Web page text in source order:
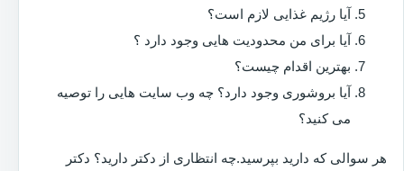
آیا رژیم غذایی لازم است؟
آیا برای من محدودیت هایی وجود دارد ؟
بهترین اقدام چیست؟
آیا بروشوری وجود دارد؟ چه وب سایت هایی را توصیه
می کنید؟
هر سوالی که دارید بپرسید.چه انتظاری از دکتر دارید؟ دکتر